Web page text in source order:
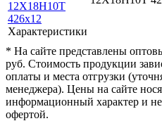
12Х18Н10Т
426x12
Характеристики
* На сайте представлены
руб. Стоимость продукции
оплаты и места отгрузки
менеджера). Цены на сайте
информационный характер и
офертой.